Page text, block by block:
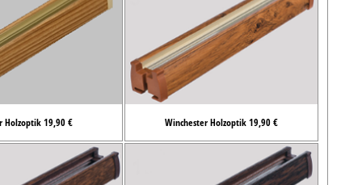
Holzoptik 19,90 € Winchester Holzoptik 19,90 €